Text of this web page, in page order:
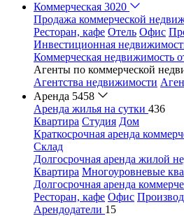
Коммерческая 3020
Продажа коммерческой
Ресторан, кафе Отель Офис
Инвестиционная
Коммерческая недвижимость
Агенты по коммерческой
Агентства недвижимости
Аренда 5458
Аренда жилья на сутки 436
Квартира Студия Дом
Краткосрочная аренда
Склад
Долгосрочная аренда жилой
Квартира Многоуровневые
Долгосрочная аренда
Ресторан, кафе Офис
Арендодатели 15